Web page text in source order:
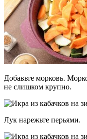
Добавьте морковь.
не слишком крупно.
Лук нарежьте перьями.